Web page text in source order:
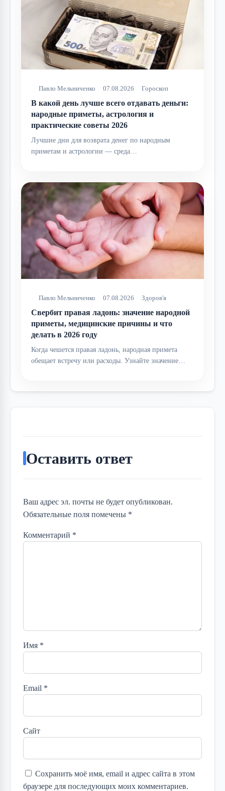
Павло Мельниченко 07.08.2026 Гороскоп
В какой день лучше всего отдавать деньги:
народные приметы, астрология и
практические советы 2026
Лучшие дни для возврата денег по народным
приметам и астрологии — среда…
Павло Мельниченко 07.08.2026 Здоров'я
Свербит правая ладонь: значение народной
приметы, медицинские причины и что
делать в 2026 году
Когда чешется правая ладонь, народная примета
обещает встречу или расходы. Узнайте значение…
Оставить ответ
Ваш адрес эл. почты не будет опубликован.
Обязательные поля помечены *
Комментарий *
Имя *
Email *
Сайт
Сохранить моё имя, email и адрес сайта в этом
браузере для последующих моих комментариев.